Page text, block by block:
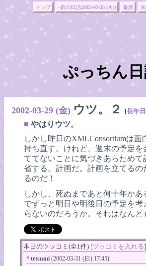
トップ «前の日記(2002-03-28 (木)) 最新 次
ぷっちん
2002-03-29 (金) ウツ。２ [長年
■ やはりウツ。
しかし昨日のXMLConsortiumは
持ち直す。けれど、週末の予定を
ててないことに気づきあらためて
省する。計画だ。計画を立てるの
るのだ！
しかし、死ぬまであと何十年かあ
でずっと明日や明後日の予定を考
らないのだろうか。それはなんと
本日のツッコミ(全1件) [ツッコミを入れる]
# tetsumi (2002-03-31 (日) 17:45)